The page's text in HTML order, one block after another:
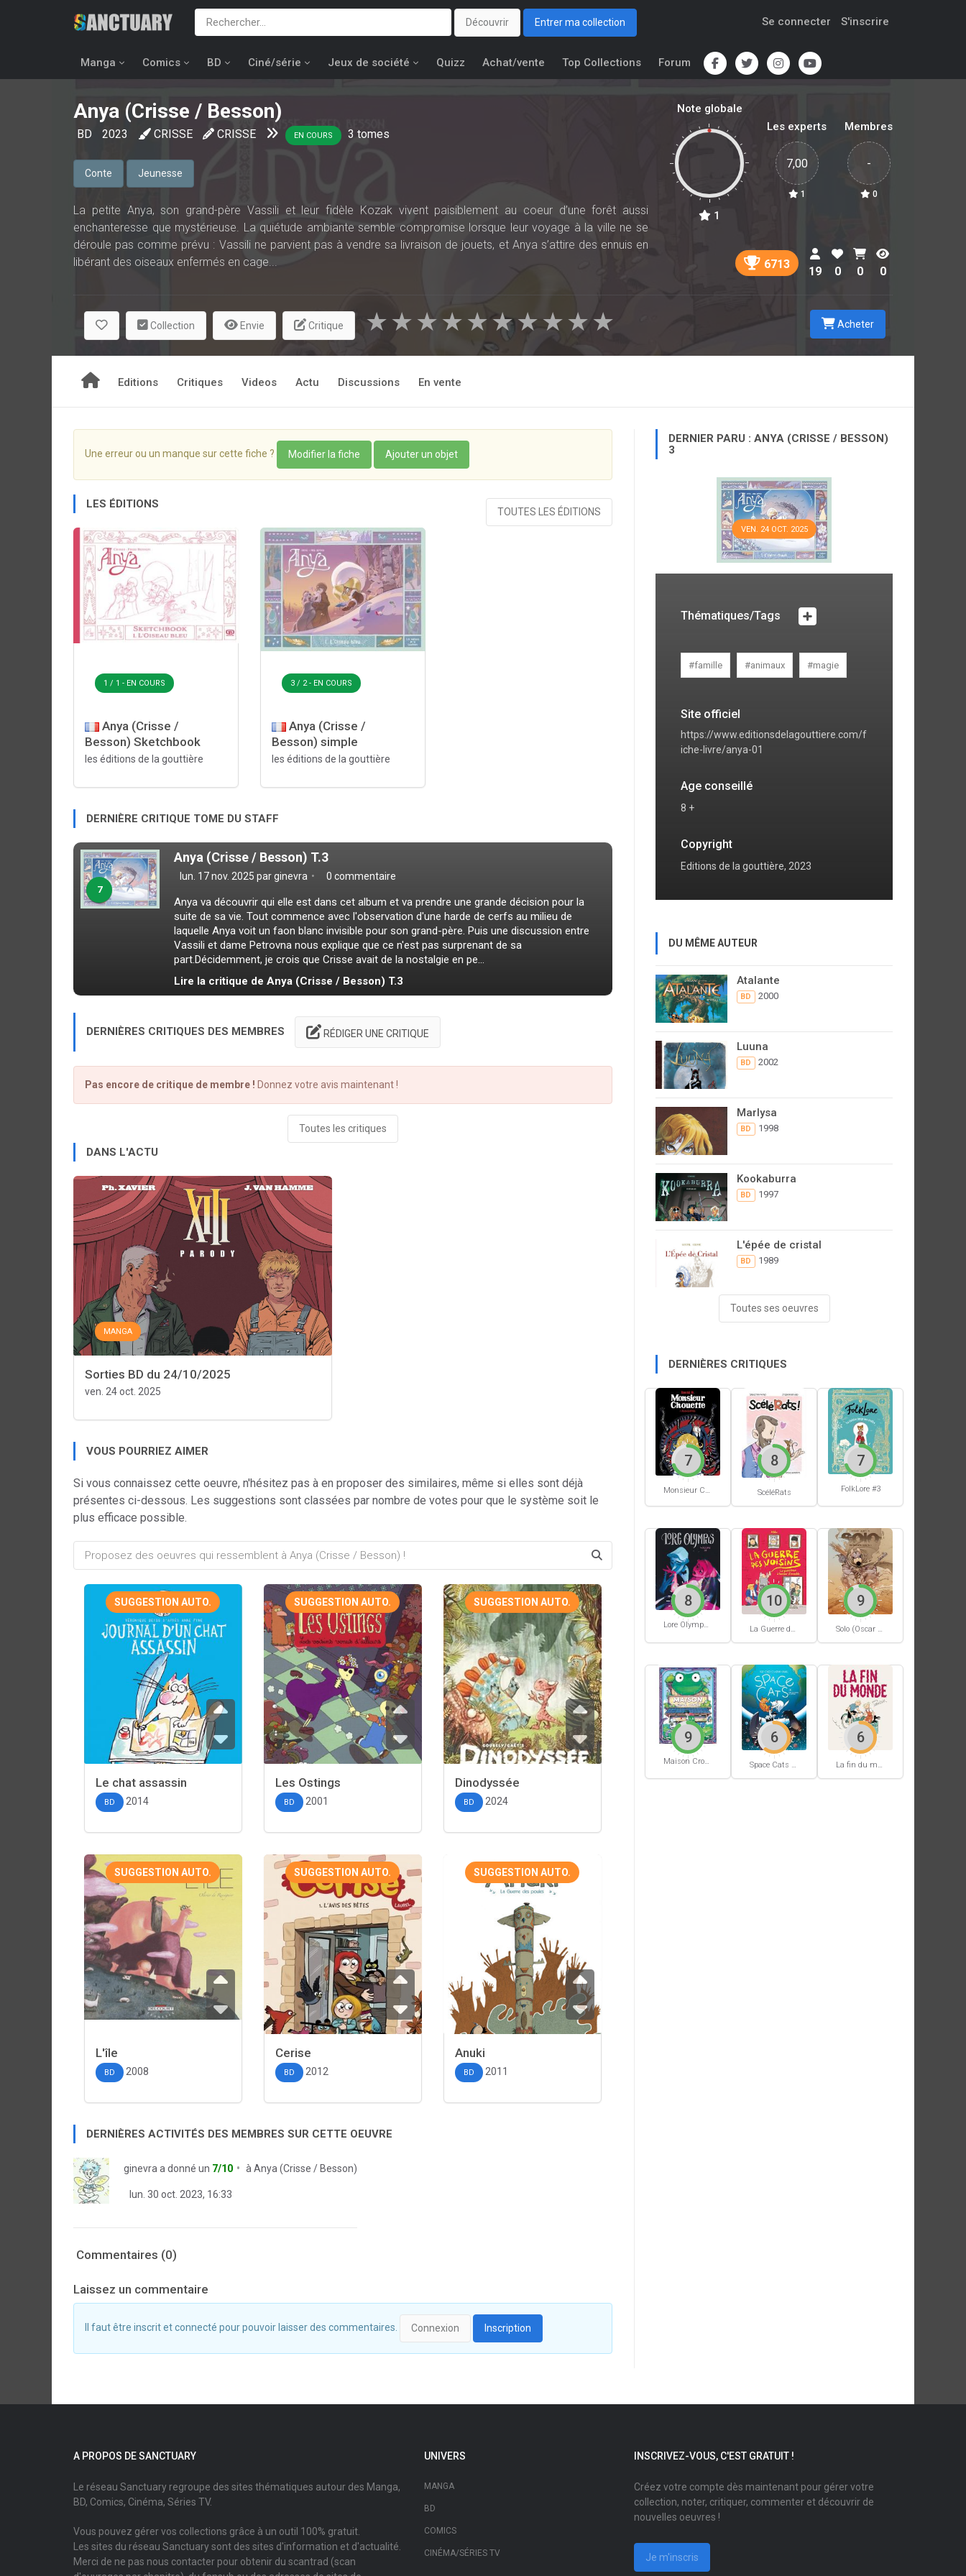
Découvrir Entrer ma collection Se connecter S'inscrire
Manga Comics BD Ciné/série Jeux de société Quizz Achat/vente Top Collections Forum
Anya (Crisse / Besson)
BD 2023 CRISSE CRISSE EN COURS 3 tomes
Conte Jeunesse
La petite Anya, son grand-père Vassili et leur fidèle Kozak vivent paisiblement au coeur d’une forêt aussi
enchanteresse que mystérieuse. La quiétude ambiante semble compromise lorsque leur voyage à la ville ne se
déroule pas comme prévu : Vassili ne parvient pas à vendre sa livraison de jouets, et Anya s’attire des ennuis en
libérant des oiseaux enfermés en cage...
Note globale
1
Les experts
7,00
1
Membres
-
0
6713
19 0 0 0
Collection Envie Critique ★
★
★
★
★
★
★
★
★
★ Acheter
Editions Critiques Videos Actu Discussions En vente
Une erreur ou un manque sur cette fiche ? Modifier la fiche Ajouter un objet
LES ÉDITIONS
TOUTES LES ÉDITIONS
1 / 1 - EN COURS
Anya (Crisse /
Besson) Sketchbook
les éditions de la gouttière
3 / 2 - EN COURS
Anya (Crisse /
Besson) simple
les éditions de la gouttière
DERNIÈRE CRITIQUE TOME DU STAFF
7
Anya (Crisse / Besson) T.3
lun. 17 nov. 2025 parginevra 0 commentaire
Anya va découvrir qui elle est dans cet album et va prendre une grande décision pour la
suite de sa vie. Tout commence avec l'observation d'une harde de cerfs au milieu de
laquelle Anya voit un faon blanc invisible pour son grand-père. Puis une discussion entre
Vassili et dame Petrovna nous explique que ce n'est pas surprenant de sa
part.Décidemment, je crois que Crisse avait de la nostalgie en pe...
Lire la critique de Anya (Crisse / Besson) T.3
DERNIÈRES CRITIQUES DES MEMBRES RÉDIGER UNE CRITIQUE
Pas encore de critique de membre ! Donnez votre avis maintenant !
Toutes les critiques
DANS L'ACTU
MANGA
Sorties BD du 24/10/2025
ven. 24 oct. 2025
VOUS POURRIEZ AIMER
Si vous connaissez cette oeuvre, n'hésitez pas à en proposer des similaires, même si elles sont déjà
présentes ci-dessous. Les suggestions sont classées par nombre de votes pour que le système soit le
plus efficace possible.
SUGGESTION AUTO.
Le chat assassin
BD 2014
SUGGESTION AUTO.
Les Ostings
BD 2001
SUGGESTION AUTO.
Dinodyssée
BD 2024
SUGGESTION AUTO.
L'île
BD 2008
SUGGESTION AUTO.
Cerise
BD 2012
SUGGESTION AUTO.
Anuki
BD 2011
DERNIÈRES ACTIVITÉS DES MEMBRES SUR CETTE OEUVRE
ginevra a donné un 7/10 à Anya (Crisse / Besson)
lun. 30 oct. 2023, 16:33
Commentaires (0)
Laissez un commentaire
Il faut être inscrit et connecté pour pouvoir laisser des commentaires. Connexion Inscription
DERNIER PARU : ANYA (CRISSE / BESSON)
3
VEN. 24 OCT. 2025
Thématiques/Tags
#famille #animaux #magie
Site officiel
https://www.editionsdelagouttiere.com/f
iche-livre/anya-01
Age conseillé
8 +
Copyright
Editions de la gouttière, 2023
DU MÊME AUTEUR
Atalante
BD 2000
Luuna
BD 2002
Marlysa
BD 1998
Kookaburra
BD 1997
L'épée de cristal
BD 1989
Toutes ses oeuvres
DERNIÈRES CRITIQUES
Monsieur Chouette
7
ScéléRats
8
FolkLore #3
7
Lore Olympus #10
8
La Guerre des voisins
10
Solo (Oscar Martin) #1
9
Maison Croâ Croâ
9
Space Cats #1
6
La fin du monde (Stanislas)
6
A PROPOS DE SANCTUARY
Le réseau Sanctuary regroupe des sites thématiques autour des Manga,
BD, Comics, Cinéma, Séries TV.
Vous pouvez gérer vos collections grâce à un outil 100% gratuit.
Les sites du réseau Sanctuary sont des sites d'information et d'actualité.
Merci de ne pas nous contacter pour obtenir du scantrad (scan
UNIVERS
MANGA
BD
COMICS
CINÉMA/SÉRIES TV
INSCRIVEZ-VOUS, C'EST GRATUIT !
Créez votre compte dès maintenant pour gérer votre
collection, noter, critiquer, commenter et découvrir de
nouvelles oeuvres !
Je m'inscris